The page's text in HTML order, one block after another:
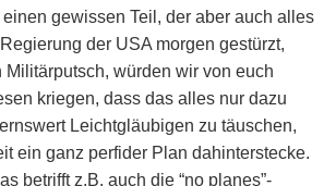
gewissen Teil, der aber auch alles
der USA morgen gestürzt,
Militärputsch, würden wir von euch
kriegen, dass das alles nur dazu
Leichtgläubigen zu täuschen,
ein ganz perfider Plan dahinterstecke.
betrifft z.B. auch die “no planes”-